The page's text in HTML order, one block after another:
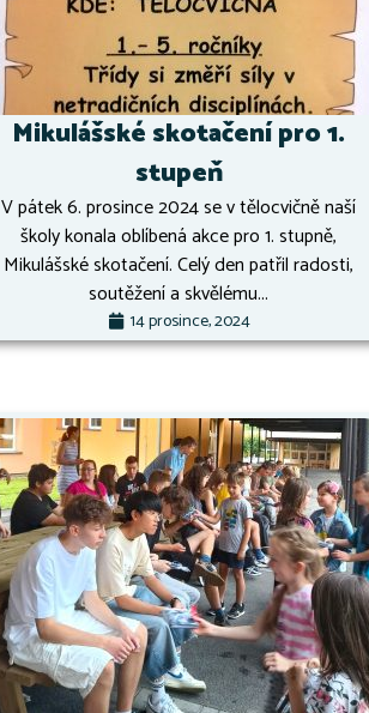
Mikulášské skotačení pro 1.
stupeň
V pátek 6. prosince 2024 se v tělocvičně naší
školy konala oblíbená akce pro 1. stupně,
Mikulášské skotačení. Celý den patřil radosti,
soutěžení a skvělému...
14 prosince, 2024